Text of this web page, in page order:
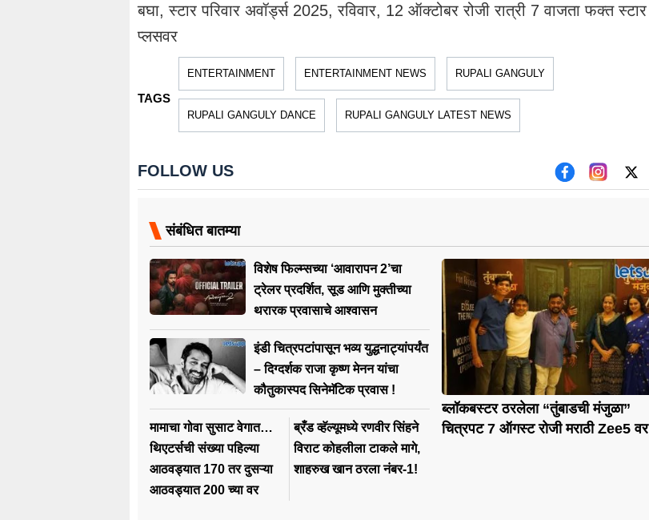
बघा, स्टार परिवार अवॉर्ड्स 2025, रविवार, 12 ऑक्टोबर रोजी रात्री 7 वाजता फक्त स्टार
प्लसवर
TAGS
ENTERTAINMENT ENTERTAINMENT NEWS RUPALI GANGULY
RUPALI GANGULY DANCE RUPALI GANGULY LATEST NEWS
FOLLOW US
संबंधित बातम्या
विशेष फिल्म्सच्या ‘आवारापन 2’चा
ट्रेलर प्रदर्शित, सूड आणि मुक्तीच्या
थरारक प्रवासाचे आश्वासन
इंडी चित्रपटांपासून भव्य युद्धनाट्यांपर्यंत
– दिग्दर्शक राजा कृष्ण मेनन यांचा
कौतुकास्पद सिनेमॅटिक प्रवास !
मामाचा गोवा सुसाट वेगात…
थिएटर्सची संख्या पहिल्या
आठवड्यात 170 तर दुसऱ्या
आठवड्यात 200 च्या वर
ब्रँड व्हॅल्यूमध्ये रणवीर सिंहने
विराट कोहलीला टाकले मागे,
शाहरुख खान ठरला नंबर-1!
ब्लॉकबस्टर ठरलेला “तुंबाडची मंजुळा”
चित्रपट 7 ऑगस्ट रोजी मराठी Zee5 वर